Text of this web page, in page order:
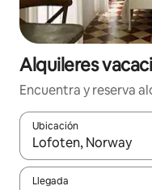
Alquileres
Encuentra y reserva
Ubicación
Cuando los
Llegada